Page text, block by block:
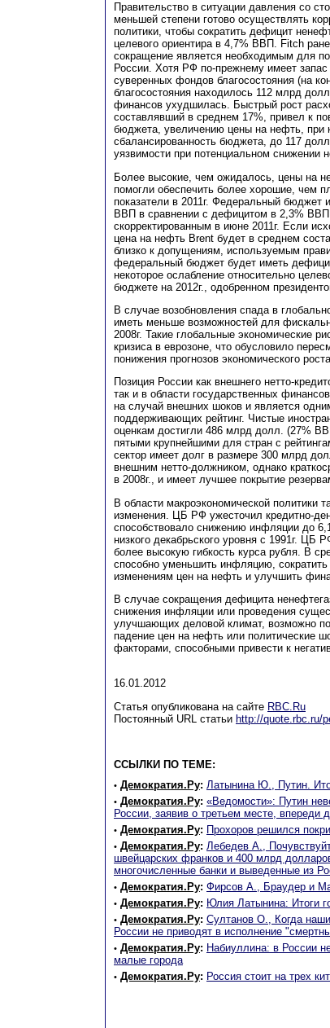
Правительство в ситуации давления со
меньшей степени готово осуществлять
политики, чтобы сократить дефицит
целевого ориентира в 4,7% ВВП. Fitch
сокращение является необходимым для
России. Хотя РФ по-прежнему имеет
суверенных фондов благосостояния (на
благосостояния находилось 112 млрд
финансов ухудшилась. Быстрый рост
составлявший в среднем 17%, привел к
бюджета, увеличению цены на нефть, при
сбалансированность бюджета, до 117
уязвимости при потенциальном снижении
Более высокие, чем ожидалось, цены на
помогли обеспечить более хорошие, чем
показатели в 2011г. Федеральный бюджет
ВВП в сравнении с дефицитом в 2,3%
скорректированным в июне 2011г. Если
цена на нефть Brent будет в среднем
близко к допущениям, используемым
федеральный бюджет будет иметь
некоторое ослабление относительно
бюджете на 2012г., одобренном
В случае возобновления спада в
иметь меньше возможностей для
2008г. Такие глобальные экономические
кризиса в еврозоне, что обусловило
понижения прогнозов экономического
Позиция России как внешнего нетто-
так и в области государственных
на случай внешних шоков и является
поддерживающих рейтинг. Чистые
оценкам достигли 486 млрд долл. (27%
пятыми крупнейшими для стран с
сектор имеет долг в размере 300 млрд
внешним нетто-должником, однако
в 2008г., и имеет лучшее покрытие
В области макроэкономической политики
изменения. ЦБ РФ ужесточил кредитно-
способствовало снижению инфляции до
низкого декабрьского уровня с 1991г. ЦБ
более высокую гибкость курса рубля. В
способно уменьшить инфляцию, сократить
изменениям цен на нефть и улучшить
В случае сокращения дефицита
снижения инфляции или проведения
улучшающих деловой климат, возможно
падение цен на нефть или политические
факторами, способными привести к
16.01.2012
Статья опубликована на сайте RBC.Ru
Постоянный URL статьи http://quote.rbc.ru/
ССЫЛКИ ПО ТЕМЕ:
• Демократия.Ру: Латынина Ю., Путин.
• Демократия.Ру: «Ведомости»: Путин
России, заявив о третьем месте, впереди
• Демократия.Ру: Прохоров решился
• Демократия.Ру: Лебедев А.,
швейцарских франков и 400 млрд
многочисленные банки и выведенные из
• Демократия.Ру: Фирсов А., Браудер и
• Демократия.Ру: Юлия Латынина: Итоги
• Демократия.Ру: Султанов О., Когда
России не приводят в исполнение
• Демократия.Ру: Набиуллина: в России
малые города
• Демократия.Ру: Россия стоит на трех